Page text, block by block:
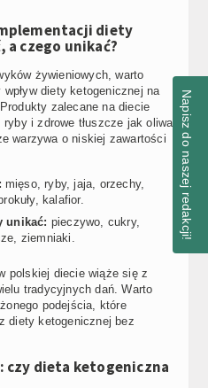
diety
czego unikać?
żywieniowych, warto
diety ketogenicznej na
zalecane na diecie
ryby i zdrowe tłuszcze jak oliwa
warzywa o niskiej zawartości
mięso, ryby, jaja, orzechy,
kalafior.
unikać: pieczywo, cukry,
ziemniaki.
polskiej diecie wiąże się z
tradycyjnych dań. Warto
podejścia, które
diety ketogenicznej bez
czy dieta ketogeniczna
Napisz do naszej redakcji!